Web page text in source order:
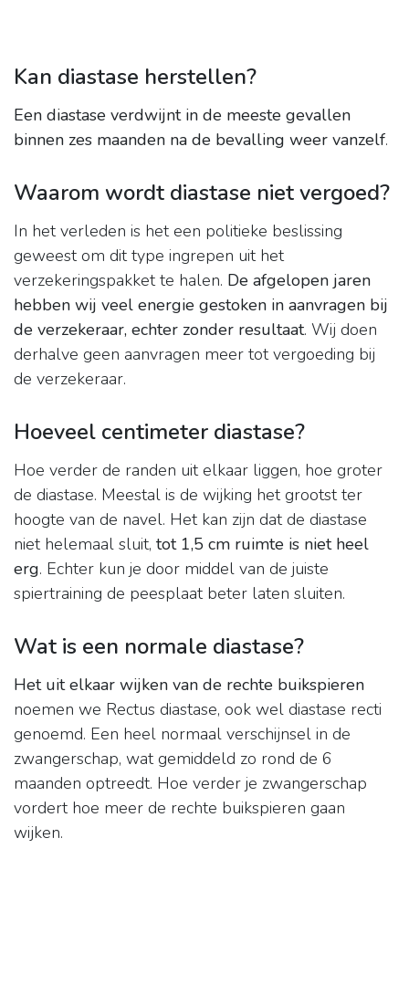
Kan diastase herstellen?
Een diastase verdwijnt in de meeste gevallen
binnen zes maanden na de bevalling weer vanzelf.
Waarom wordt diastase niet vergoed?
In het verleden is het een politieke beslissing
geweest om dit type ingrepen uit het
verzekeringspakket te halen. De afgelopen jaren
hebben wij veel energie gestoken in aanvragen bij
de verzekeraar, echter zonder resultaat. Wij doen
derhalve geen aanvragen meer tot vergoeding bij
de verzekeraar.
Hoeveel centimeter diastase?
Hoe verder de randen uit elkaar liggen, hoe groter
de diastase. Meestal is de wijking het grootst ter
hoogte van de navel. Het kan zijn dat de diastase
niet helemaal sluit, tot 1,5 cm ruimte is niet heel
erg. Echter kun je door middel van de juiste
spiertraining de peesplaat beter laten sluiten.
Wat is een normale diastase?
Het uit elkaar wijken van de rechte buikspieren
noemen we Rectus diastase, ook wel diastase recti
genoemd. Een heel normaal verschijnsel in de
zwangerschap, wat gemiddeld zo rond de 6
maanden optreedt. Hoe verder je zwangerschap
vordert hoe meer de rechte buikspieren gaan
wijken.